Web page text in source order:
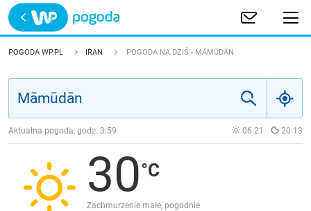
Trwa ładowanie
POLSKA
JAKOŚĆ POWIETRZA
POGODA WP.PL IRAN POGODA NA DZIŚ - MĀMŪDĀN
Aktualna pogoda, godz. 3:59 06:21 20:13
30
Zachmurzenie małe, pogodnie